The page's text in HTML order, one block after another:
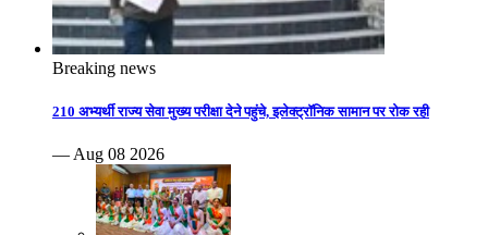
Breaking news
210 अभ्यर्थी राज्य सेवा मुख्य परीक्षा देने पहुंचे, इलेक्ट्रॉनिक सामान पर रोक रही
— Aug 08 2026